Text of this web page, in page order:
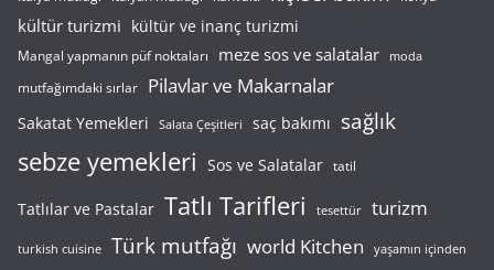
kültür turizmi kültür ve inanç turizmi
Mangal yapmanın püf noktaları meze sos ve salatalar moda
mutfağımdaki sırlar Pilavlar ve Makarnalar
Sakatat Yemekleri Salata Çeşitleri saç bakımı sağlık
sebze yemekleri Sos ve Salatalar tatil
Tatlılar ve Pastalar Tatlı Tarifleri tesettür turizm
turkish cuisine Türk mutfağı world Kitchen yaşamın içinden